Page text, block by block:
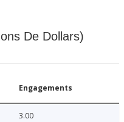
De Dollars)
Engagements
3.00